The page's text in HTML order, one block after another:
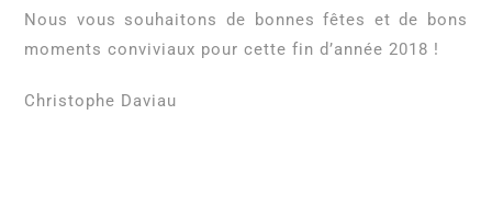
Nous vous souhaitons de bonnes fêtes et de bons
moments conviviaux pour cette fin d’année 2018 !
Christophe Daviau